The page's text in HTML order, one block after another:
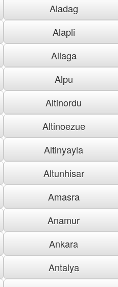
Aladag
Alapli
Aliaga
Alpu
Altinordu
Altinoezue
Altinyayla
Altunhisar
Amasra
Anamur
Ankara
Antalya